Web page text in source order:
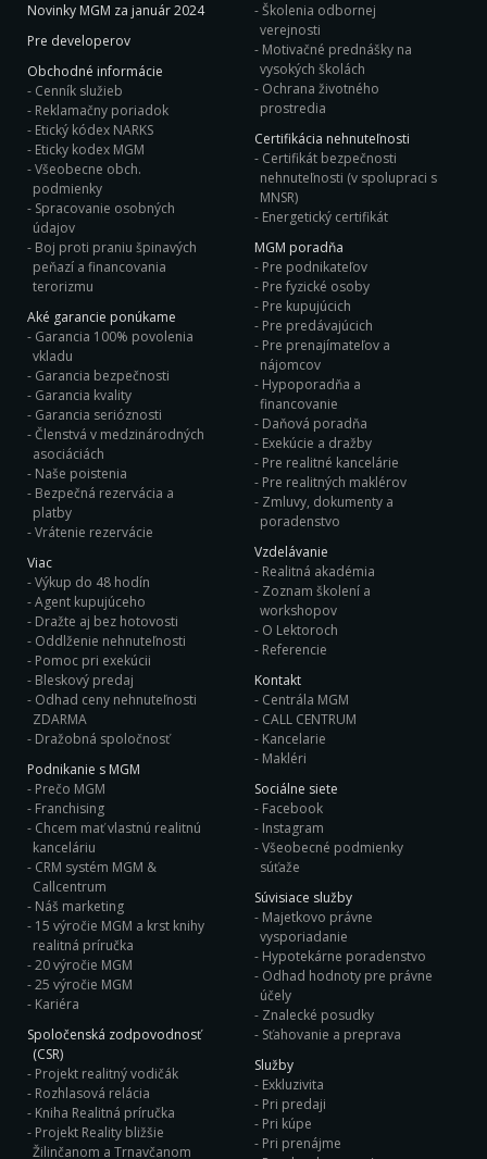
Novinky MGM za január 2024
Pre developerov
Obchodné informácie
Cenník služieb
Reklamačny poriadok
Etický kódex NARKS
Eticky kodex MGM
Všeobecne obch.
podmienky
Spracovanie osobných
údajov
Boj proti praniu špinavých
peňazí a financovania
terorizmu
Aké garancie ponúkame
Garancia 100% povolenia
vkladu
Garancia bezpečnosti
Garancia kvality
Garancia serióznosti
Členstvá v medzinárodných
asociáciách
Naše poistenia
Bezpečná rezervácia a
platby
Vrátenie rezervácie
Viac
Výkup do 48 hodín
Agent kupujúceho
Dražte aj bez hotovosti
Oddlženie nehnuteľnosti
Pomoc pri exekúcii
Bleskový predaj
Odhad ceny nehnuteľnosti
ZDARMA
Dražobná spoločnosť
Podnikanie s MGM
Prečo MGM
Franchising
Chcem mať vlastnú realitnú
kanceláriu
CRM systém MGM &
Callcentrum
Náš marketing
15 výročie MGM a krst knihy
realitná príručka
20 výročie MGM
25 výročie MGM
Kariéra
Spoločenská zodpovodnosť
(CSR)
Projekt realitný vodičák
Rozhlasová relácia
Kniha Realitná príručka
Projekt Reality bližšie
Žilinčanom a Trnavčanom
Školenia odbornej
verejnosti
Motivačné prednášky na
vysokých školách
Ochrana životného
prostredia
Certifikácia nehnuteľnosti
Certifikát bezpečnosti
nehnuteľnosti (v spolupraci s
MNSR)
Energetický certifikát
MGM poradňa
Pre podnikateľov
Pre fyzické osoby
Pre kupujúcich
Pre predávajúcich
Pre prenajímateľov a
nájomcov
Hypoporadňa a
financovanie
Daňová poradňa
Exekúcie a dražby
Pre realitné kancelárie
Pre realitných maklérov
Zmluvy, dokumenty a
poradenstvo
Vzdelávanie
Realitná akadémia
Zoznam školení a
workshopov
O Lektoroch
Referencie
Kontakt
Centrála MGM
CALL CENTRUM
Kancelarie
Makléri
Sociálne siete
Facebook
Instagram
Všeobecné podmienky
súťaže
Súvisiace služby
Majetkovo právne
vysporiadanie
Hypotekárne poradenstvo
Odhad hodnoty pre právne
účely
Znalecké posudky
Sťahovanie a preprava
Služby
Exkluzivita
Pri predaji
Pri kúpe
Pri prenájme